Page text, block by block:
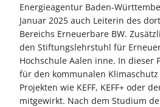
Energieagentur Baden-
Januar 2025 auch Leiterin des
Bereichs Erneuerbare BW.
den Stiftungslehrstuhl für
Hochschule Aalen inne. In dieser
für den kommunalen
Projekten wie KEFF, KEFF+ oder
mitgewirkt. Nach dem Studium